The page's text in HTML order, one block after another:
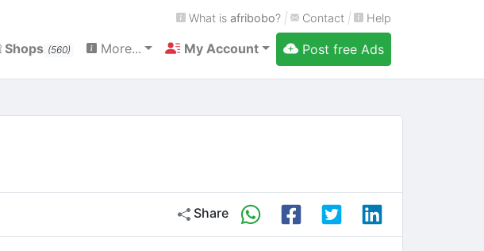
What is afribobo? | Contact | Help
Shops (560) More... My Account Post free Ads
Share